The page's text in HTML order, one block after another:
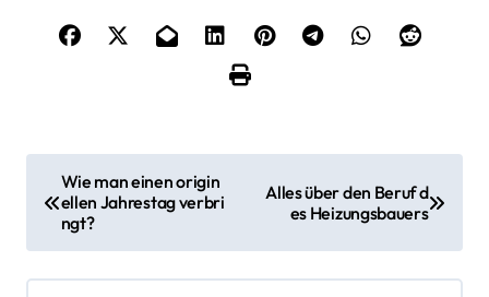
i
Wie man einen origin
ellen Jahrestag verbri
ngt?
Alles über den Beruf d
es Heizungsbauers